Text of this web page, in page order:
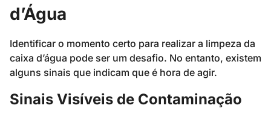
d’Água
Identificar o momento certo para realizar a limpeza da
caixa d’água pode ser um desafio. No entanto, existem
alguns sinais que indicam que é hora de agir.
Sinais Visíveis de Contaminação